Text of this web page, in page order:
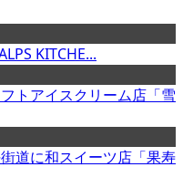
KITCHE...
トアイスクリーム店「雪
道に和スイーツ店「果寿